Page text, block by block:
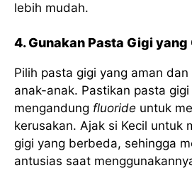
lebih mudah.
4. Gunakan Pasta Gigi yang
Pilih pasta gigi yang aman
anak-anak. Pastikan pasta
mengandung fluoride untuk
kerusakan. Ajak si Kecil untuk
gigi yang berbeda, sehingga
antusias saat